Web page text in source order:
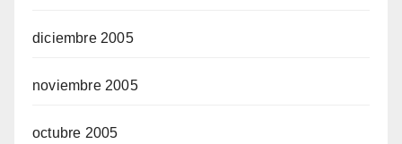
diciembre 2005
noviembre 2005
octubre 2005